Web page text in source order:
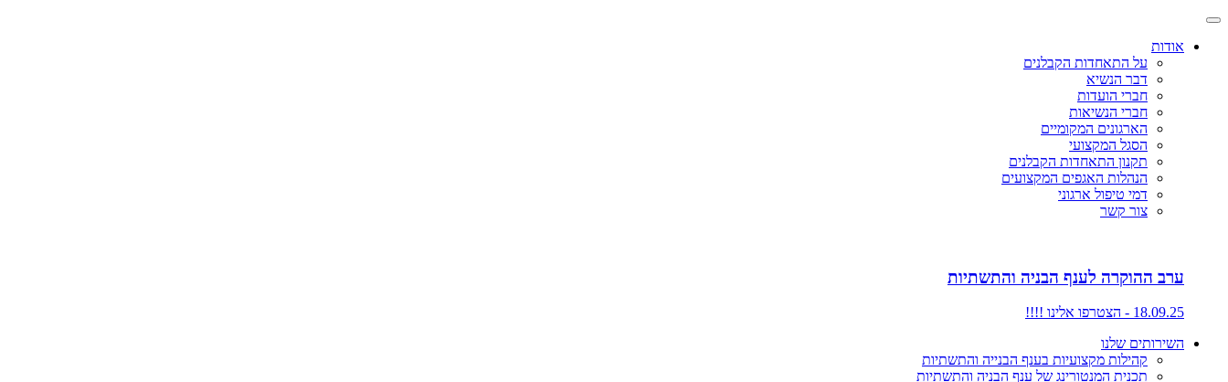
אודות
על התאחדות הקבלנים
דבר הנשיא
חברי הועדות
חברי הנשיאות
הארגונים המקומיים
הסגל המקצועי
תקנון התאחדות הקבלנים
הנהלות האגפים המקצועים
דמי טיפול ארגוני
צור קשר
ערב ההוקרה לענף הבניה והתשתיות
18.09.25 - הצטרפו אלינו !!!!
השירותים שלנו
קהילות מקצועיות בענף הבנייה והתשתיות
תכנית המנטורינג של ענף הבניה והתשתיות